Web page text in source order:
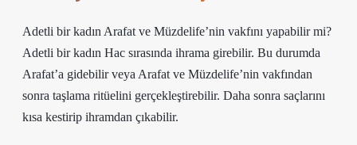
Adetli bir kadın Arafat ve Müzdelife’nin vakfını yapabilir mi?
Adetli bir kadın Hac sırasında ihrama girebilir. Bu durumda
Arafat’a gidebilir veya Arafat ve Müzdelife’nin vakfından
sonra taşlama ritüelini gerçekleştirebilir. Daha sonra saçlarını
kısa kestirip ihramdan çıkabilir.